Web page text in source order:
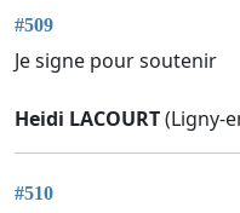
#509
Je signe pour soutenir
Heidi LACOURT(Ligny-
#510